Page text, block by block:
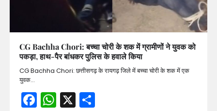
CG Bachha Chori: बच्चा चोरी के शक में ग्रामीणों ने युवक को
पकड़ा, हाथ-पैर बांधकर पुलिस के हवाले किया
CG Bachha Chori: छत्तीसगढ़ के रायगढ़ जिले में बच्चा चोरी के शक में एक
युवक…
Facebook
WhatsApp
X